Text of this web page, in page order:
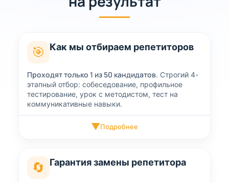
🎯 Как мы отбираем репетиторов
Проходят только 1 из 50 кандидатов. Строгий 4-
этапный отбор: собеседование, профильное
тестирование, урок с методистом, тест на
коммуникативные навыки.
▼Подробнее
🔄 Гарантия замены репетитора